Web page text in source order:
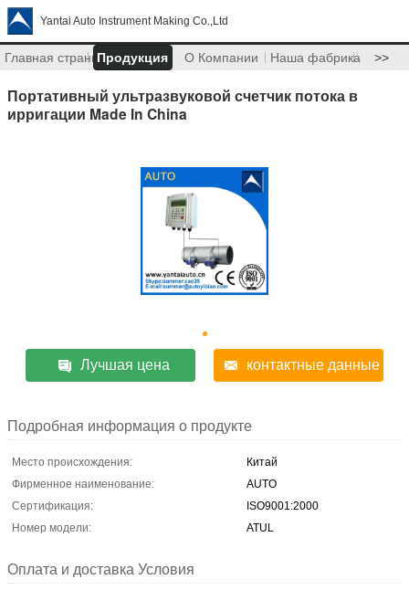
Yantai Auto Instrument Making Co.,Ltd
Главная страницаПродукция О Компании Наша фабрика >>
Портативный ультразвуковой счетчик потока в
ирригации Made In China
Лучшая цена контактные данные
Подробная информация о продукте
Место происхождения:
Китай
Фирменное наименование:
AUTO
Сертификация:
ISO9001:2000
Номер модели:
ATUL
Оплата и доставка Условия